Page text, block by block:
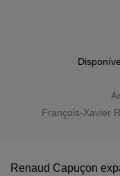
François-Xavier
Renaud Capuçon